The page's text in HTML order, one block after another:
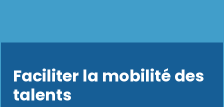
Faciliter la mobilité des
talents